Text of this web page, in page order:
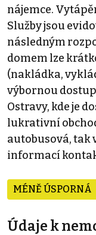
nájemce.
Služby jsou
následným
domem lze
(nakládka,
výbornou
Ostravy, kde je
lukrativní
autobusová, tak
informací
MÉNĚ ÚSPORNÁ
Údaje k